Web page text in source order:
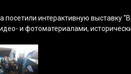
посетили интерактивную выставку
и фотоматериалами,